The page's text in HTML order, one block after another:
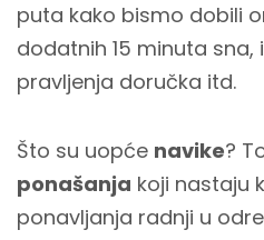
puta kako bismo dobili
dodatnih 15 minuta sna,
pravljenja doručka itd.
Što su uopće navike?
ponašanja koji nastaju
ponavljanja radnji u